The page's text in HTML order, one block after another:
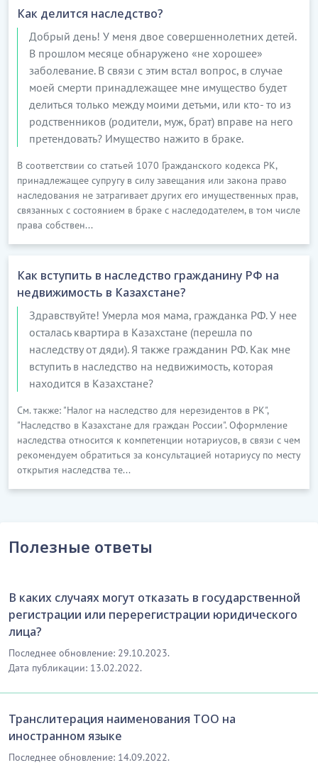
Как делится наследство?
Добрый день! У меня двое совершеннолетних детей.
В прошлом месяце обнаружено «не хорошее»
заболевание. В связи с этим встал вопрос, в случае
моей смерти принадлежащее мне имущество будет
делиться только между моими детьми, или кто- то из
родственников (родители, муж, брат) вправе на него
претендовать? Имущество нажито в браке.
В соответствии со статьей 1070 Гражданского кодекса РК,
принадлежащее супругу в силу завещания или закона право
наследования не затрагивает других его имущественных прав,
связанных с состоянием в браке с наследодателем, в том числе
права собствен...
Как вступить в наследство гражданину РФ на
недвижимость в Казахстане?
Здравствуйте! Умерла моя мама, гражданка РФ. У нее
осталась квартира в Казахстане (перешла по
наследству от дяди). Я также гражданин РФ. Как мне
вступить в наследство на недвижимость, которая
находится в Казахстане?
См. также: "Налог на наследство для нерезидентов в РК",
"Наследство в Казахстане для граждан России". Оформление
наследства относится к компетенции нотариусов, в связи с чем
рекомендуем обратиться за консультацией нотариусу по месту
открытия наследства те...
Полезные ответы
В каких случаях могут отказать в государственной
регистрации или перерегистрации юридического
лица?
Последнее обновление: 29.10.2023.
Дата публикации: 13.02.2022.
Транслитерация наименования ТОО на
иностранном языке
Последнее обновление: 14.09.2022.